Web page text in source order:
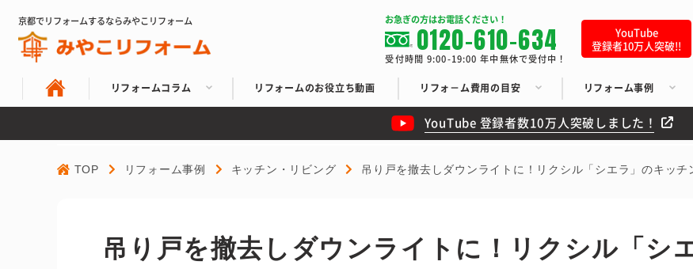
京都でリフォームするならみやこリフォーム お急ぎの方はお電話ください！
0120-610-634
受付時間 9:00-19:00 年中無休で受付中！
YouTube
登録者10万人突破!!
リフォームコラム リフォームのお役立ち動画 リフォ－ム費用の目安 リフォーム事例
YouTube 登録者数10万人突破しました！
TOP リフォーム事例 キッチン・リビング 吊り戸を撤去しダウンライトに！リクシル「シエラ」のキッチ
吊り戸を撤去しダウンライトに！リクシル「シ